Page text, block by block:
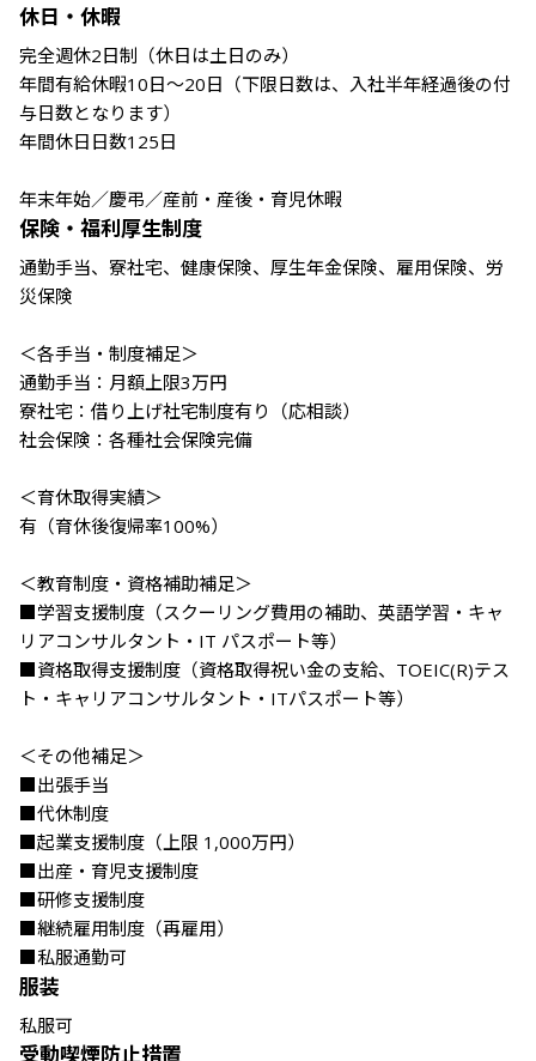
休日・休暇
完全週休2日制（休日は土日のみ）
年間有給休暇10日～20日（下限日数は、入社半年経過後の付
与日数となります）
年間休日日数125日
年末年始／慶弔／産前・産後・育児休暇
保険・福利厚生制度
通勤手当、寮社宅、健康保険、厚生年金保険、雇用保険、労
災保険
＜各手当・制度補足＞
通勤手当：月額上限3万円
寮社宅：借り上げ社宅制度有り（応相談）
社会保険：各種社会保険完備
＜育休取得実績＞
有（育休後復帰率100%）
＜教育制度・資格補助補足＞
■学習支援制度（スクーリング費用の補助、英語学習・キャ
リアコンサルタント・IT パスポート等）
■資格取得支援制度（資格取得祝い金の支給、TOEIC(R)テス
ト・キャリアコンサルタント・ITパスポート等）
＜その他補足＞
■出張手当
■代休制度
■起業支援制度（上限 1,000万円）
■出産・育児支援制度
■研修支援制度
■継続雇用制度（再雇用）
■私服通勤可
服装
私服可
受動喫煙防止措置